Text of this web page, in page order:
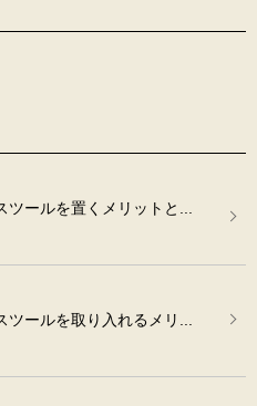
ツールを置くメリットと...
ツールを取り入れるメリ...